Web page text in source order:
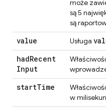
może
są 5
są
value Usługa
hadRecent
Input
startTime
w